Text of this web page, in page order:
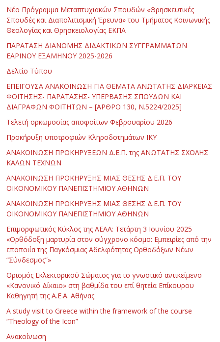
Νέο Πρόγραμμα Μεταπτυχιακών Σπουδών «Θρησκευτικές
Σπουδές και Διαπολιτισμική Έρευνα» του Τμήματος Κοινωνικής
Θεολογίας και Θρησκειολογίας ΕΚΠΑ
ΠΑΡΑΤΑΣΗ ΔΙΑΝΟΜΗΣ ΔΙΔΑΚΤΙΚΩΝ ΣΥΓΓΡΑΜΜΑΤΩΝ
ΕΑΡΙΝΟΥ ΕΞΑΜΗΝΟΥ 2025-2026
Δελτίο Τύπου
ΕΠΕΙΓΟΥΣΑ ΑΝΑΚΟΙΝΩΣΗ ΓΙΑ ΘΕΜΑΤΑ ΑΝΩΤΑΤΗΣ ΔΙΑΡΚΕΙΑΣ
ΦΟΙΤΗΣΗΣ- ΠΑΡΑΤΑΣΗΣ- ΥΠΕΡΒΑΣΗΣ ΣΠΟΥΔΩΝ ΚΑΙ
ΔΙΑΓΡΑΦΩΝ ΦΟΙΤΗΤΩΝ – [ΑΡΘΡΟ 130, Ν.5224/2025]
Τελετή ορκωμοσίας αποφοίτων Φεβρουαρίου 2026
Προκήρυξη υποτροφιών Κληροδοτημάτων ΙΚΥ
ΑΝΑΚΟΙΝΩΣΗ ΠΡΟΚΗΡΥΞΕΩΝ Δ.Ε.Π. της ΑΝΩΤΑΤΗΣ ΣΧΟΛΗΣ
ΚΑΛΩΝ ΤΕΧΝΩΝ
ΑΝΑΚΟΙΝΩΣΗ ΠΡΟΚΗΡΥΞΗΣ ΜΙΑΣ ΘΕΣΗΣ Δ.Ε.Π. ΤΟΥ
ΟΙΚΟΝΟΜΙΚΟΥ ΠΑΝΕΠΙΣΤΗΜΙΟΥ ΑΘΗΝΩΝ
ΑΝΑΚΟΙΝΩΣΗ ΠΡΟΚΗΡΥΞΗΣ ΜΙΑΣ ΘΕΣΗΣ Δ.Ε.Π. ΤΟΥ
ΟΙΚΟΝΟΜΙΚΟΥ ΠΑΝΕΠΙΣΤΗΜΙΟΥ ΑΘΗΝΩΝ
Επιμορφωτικός Κύκλος της ΑΕΑΑ: Τετάρτη 3 Ιουνίου 2025
«Ορθόδοξη μαρτυρία στον σύγχρονο κόσμο: Εμπειρίες από την
εποποιία της Παγκόσμιας Αδελφότητας Ορθοδόξων Νέων
“Σύνδεσμος”»
Ορισμός Εκλεκτορικού Σώματος για το γνωστικό αντικείμενο
«Κανονικό Δίκαιο» στη βαθμίδα του επί θητεία Επίκουρου
Καθηγητή της Α.Ε.Α. Αθήνας
Α study visit to Greece within the framework of the course
“Theology of the Icon”
Ανακοίνωση